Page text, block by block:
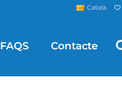
Català
FAQS Contacte